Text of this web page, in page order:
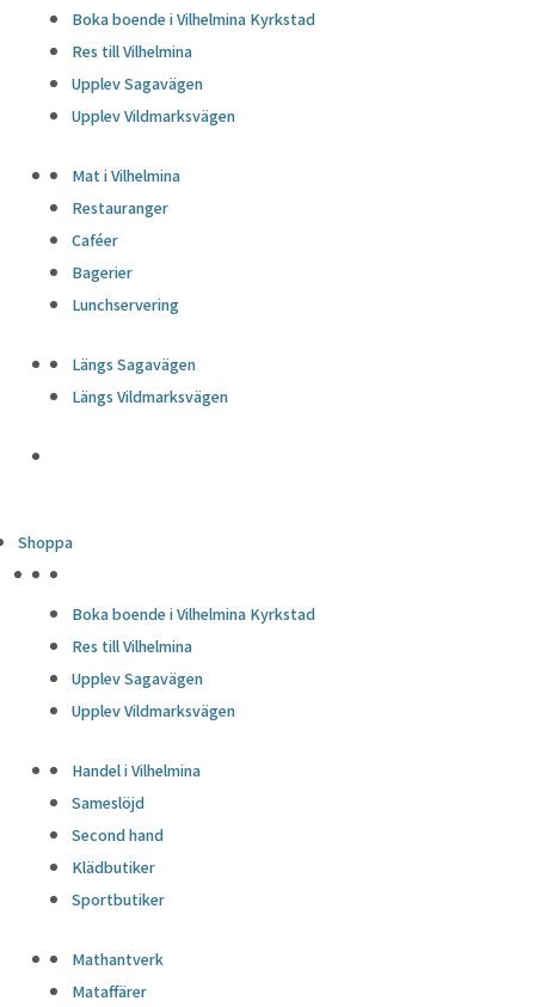
Boka boende i Vilhelmina Kyrkstad
Res till Vilhelmina
Upplev Sagavägen
Upplev Vildmarksvägen
Mat i Vilhelmina
Restauranger
Caféer
Bagerier
Lunchservering
Längs Sagavägen
Längs Vildmarksvägen
Shoppa
Boka boende i Vilhelmina Kyrkstad
Res till Vilhelmina
Upplev Sagavägen
Upplev Vildmarksvägen
Handel i Vilhelmina
Sameslöjd
Second hand
Klädbutiker
Sportbutiker
Mathantverk
Mataffärer